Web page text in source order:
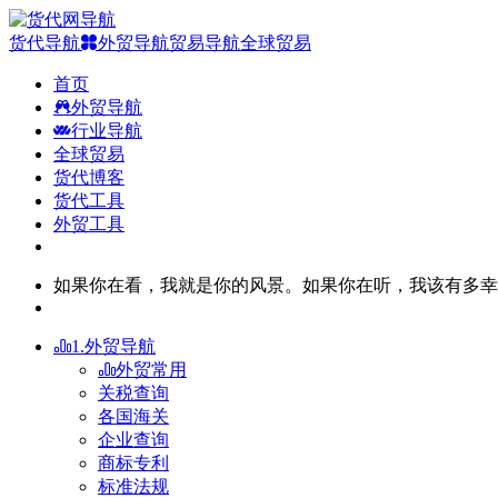
货代导航 外贸导航贸易导航全球贸易
首页
外贸导航
行业导航
全球贸易
货代博客
货代工具
外贸工具
如果你在看，我就是你的风景。如果你在听，我该有多
1.外贸导航
外贸常用
关税查询
各国海关
企业查询
商标专利
标准法规